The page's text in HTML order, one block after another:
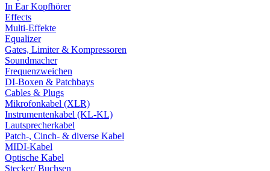
In Ear Kopfhörer
Effects
Multi-Effekte
Equalizer
Gates, Limiter & Kompressoren
Soundmacher
Frequenzweichen
DI-Boxen & Patchbays
Cables & Plugs
Mikrofonkabel (XLR)
Instrumentenkabel (KL-KL)
Lautsprecherkabel
Patch-, Cinch- & diverse Kabel
MIDI-Kabel
Optische Kabel
Stecker/ Buchsen